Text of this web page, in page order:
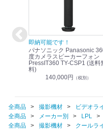
即納可能です！
パナソニック Panasonic
度カメラスピーカーフォン
PressIT360 TY-CSP1 (送料
料)
140,000円 （税別）
全商品 撮影機材
ビデオラ
全商品
メーカー別 LPL
全商品
撮影機材 クールラ